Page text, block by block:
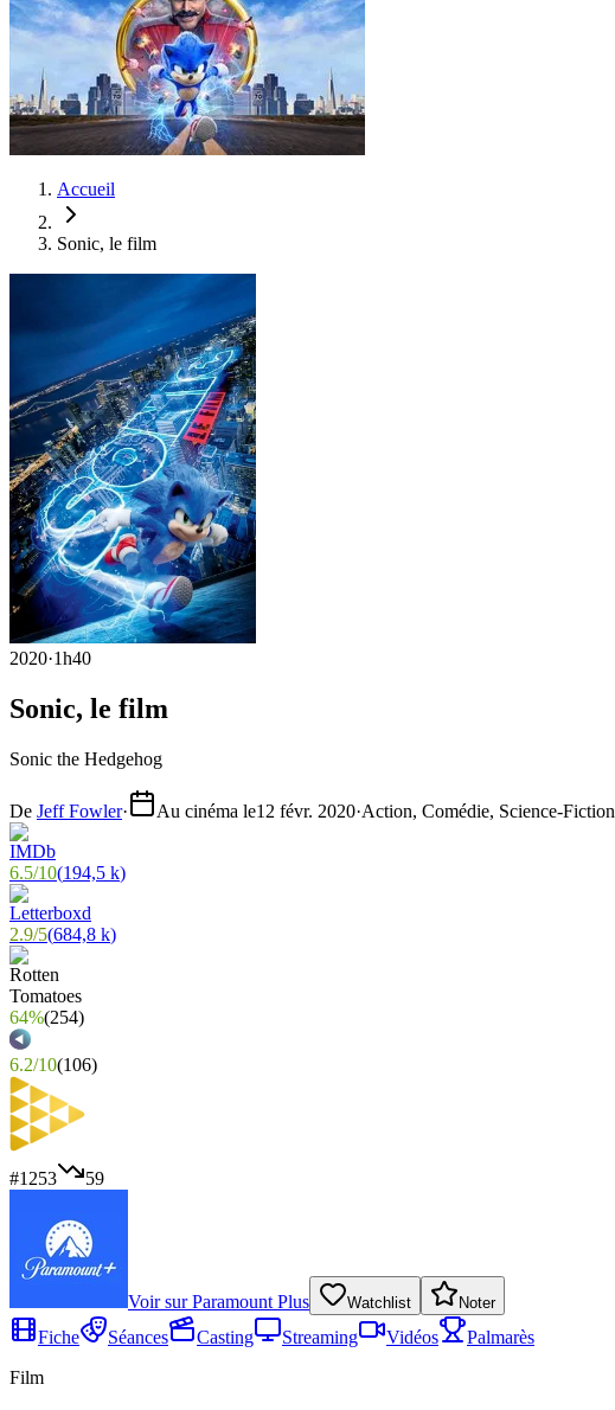
Accueil
Sonic, le film
2020·1h40
Sonic, le film
Sonic the Hedgehog
De Jeff Fowler· Au cinéma le12 févr. 2020·Action, Comédie, Science-Fiction
6.5/10(194,5 k)
2.9/5(684,8 k)
64%(254)
6.2/10(106)
#1253 59
Voir surParamount Plus Watchlist Noter
Fiche Séances Casting Streaming Vidéos
Palmarès
Film